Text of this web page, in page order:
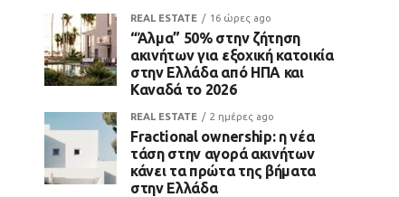
REAL ESTATE 16 ώρες ago
“Άλμα” 50% στην ζήτηση
ακινήτων για εξοχική κατοικία
στην Ελλάδα από ΗΠΑ και
Καναδά το 2026
REAL ESTATE 2 ημέρες ago
Fractional ownership: η νέα
τάση στην αγορά ακινήτων
κάνει τα πρώτα της βήματα
στην Ελλάδα